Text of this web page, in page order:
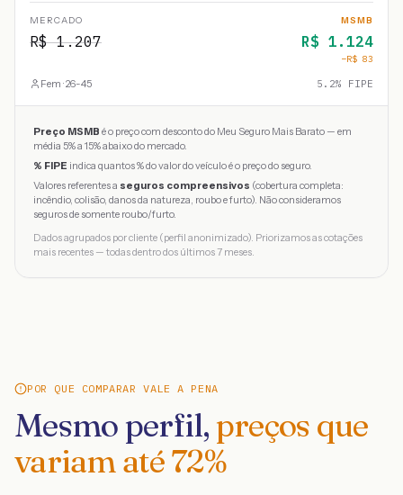
MERCADO
R$1.207
MSMB
R$ 1.124
−R$ 83
Fem · 26-45 5.2% FIPE
Preço MSMB é o preço com desconto do Meu Seguro Mais Barato — em
média 5% a 15% abaixo do mercado.
% FIPE indica quantos % do valor do veículo é o preço do seguro.
Valores referentes a seguros compreensivos (cobertura completa:
incêndio, colisão, danos da natureza, roubo e furto). Não consideramos
seguros de somente roubo/furto.
Dados agrupados por cliente (perfil anonimizado). Priorizamos as cotações
mais recentes — todas dentro dos últimos 7 meses.
POR QUE COMPARAR VALE A PENA
Mesmo perfil, preços que
variam até72%